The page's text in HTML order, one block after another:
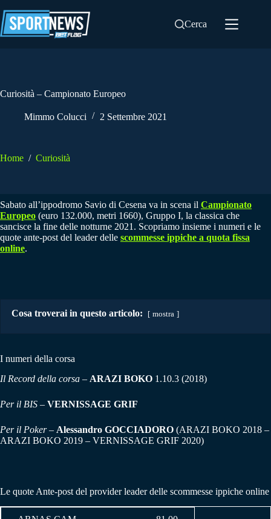
al
contenuto
Cerca
Curiosità – Campionato Europeo
Mimmo Colucci 2 Settembre 2021
Home / Curiosità
Sabato all’ippodromo Savio di Cesena va in scena il Campionato
Europeo (euro 132.000, metri 1660), Gruppo I, la classica che
sancisce la fine delle notturne 2021. Scopriamo insieme i numeri e le
quote ante-post del leader delle scommesse ippiche a quota fissa
online.
Cosa troverai in questo articolo: mostra
I numeri della corsa
Il Record della corsa – ARAZI BOKO 1.10.3 (2018)
Per il BIS – VERNISSAGE GRIF
Per il Poker– Alessandro GOCCIADORO (ARAZI BOKO 2018 –
ARAZI BOKO 2019 – VERNISSAGE GRIF 2020)
Le quote Ante-post del provider leader delle scommesse ippiche online